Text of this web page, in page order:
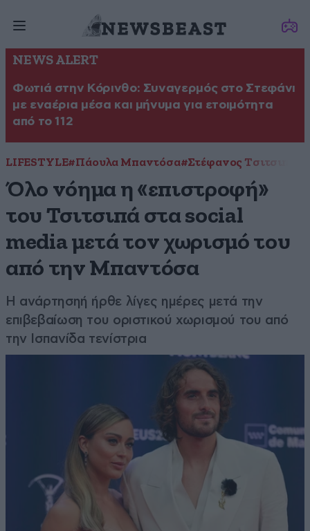
NEWS ALERT
Φωτιά στην Κόρινθο: Συναγερμός στο Στεφάνι
με εναέρια μέσα και μήνυμα για ετοιμότητα
από το 112
LIFESTYLE#Πάουλα Μπαντόσα#Στέφανος Τσιτσιπάς
Όλο νόημα η «επιστροφή»
του Τσιτσιπά στα social
media μετά τον χωρισμό του
από την Μπαντόσα
Η ανάρτησηή ήρθε λίγες ημέρες μετά την
επιβεβαίωση του οριστικού χωρισμού του από
την Ισπανίδα τενίστρια